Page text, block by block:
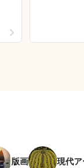
版画 現代ア